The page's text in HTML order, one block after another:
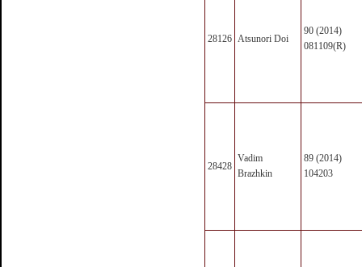
28126 Atsunori Doi
90 (2014)
081109(R)
28428
Vadim
Brazhkin
89 (2014)
104203